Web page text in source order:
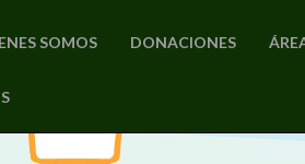
SOMOS DONACIONES